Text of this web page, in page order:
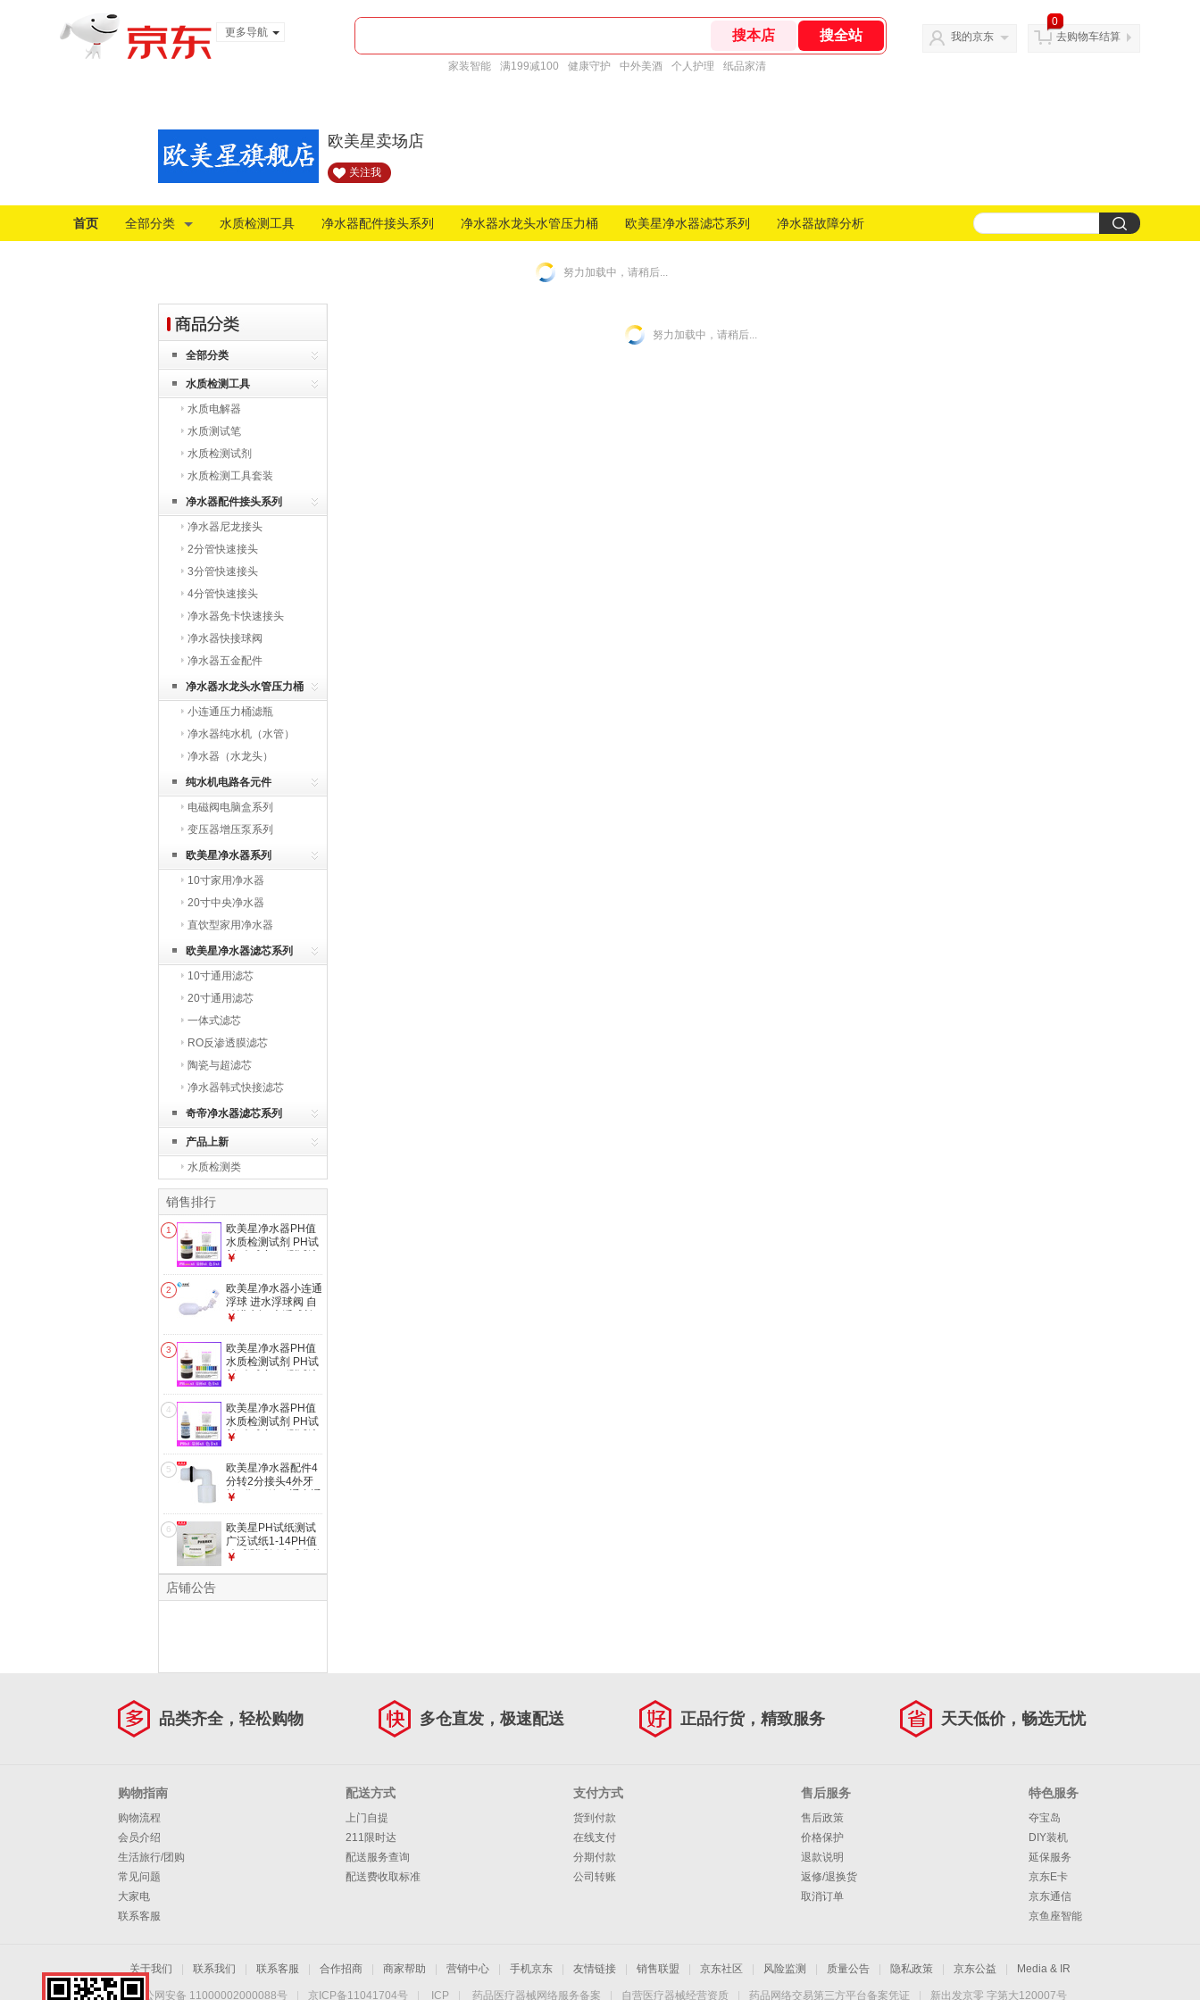
更多导航
家装智能 满199减100 健康守护 中外美酒 个人护理 纸品家清
我的京东
0
去购物车结算
欧美星卖场店
关注我
首页 全部分类 水质检测工具 净水器配件接头系列 净水器水龙头水管压力桶 欧美星净水器滤芯系列 净水器故障分析
努力加载中，请稍后...
全部分类
水质检测工具
水质电解器
水质测试笔
水质检测试剂
水质检测工具套装
净水器配件接头系列
净水器尼龙接头
2分管快速接头
3分管快速接头
4分管快速接头
净水器免卡快速接头
净水器快接球阀
净水器五金配件
净水器水龙头水管压力桶
小连通压力桶滤瓶
净水器纯水机（水管）
净水器（水龙头）
纯水机电路各元件
电磁阀电脑盒系列
变压器增压泵系列
欧美星净水器系列
10寸家用净水器
20寸中央净水器
直饮型家用净水器
欧美星净水器滤芯系列
10寸通用滤芯
20寸通用滤芯
一体式滤芯
RO反渗透膜滤芯
陶瓷与超滤芯
净水器韩式快接滤芯
奇帝净水器滤芯系列
产品上新
水质检测类
销售排行
1
欧美星净水器PH值
水质检测试剂 PH试
剂 酸碱度PH测试液
毫升PH试剂
￥
2
欧美星净水器小连通
浮球 进水浮球阀 自
动进水阀 上浮球补
球开关 接2分管
￥
3
欧美星净水器PH值
水质检测试剂 PH试
剂 酸碱度PH测试液
毫升PH试剂
￥
4
欧美星净水器PH值
水质检测试剂 PH试
剂 酸碱度PH测试液
毫升PH试剂
￥
5
欧美星净水器配件4
分转2分接头4外牙
转3分PE管三通直通
分外牙转2分管弯头
（N4044）
￥
6
欧美星PH试纸测试
广泛试纸1-14PH值
酸碱测试纸水质化妆
￥
店铺公告
努力加载中，请稍后...
品类齐全，轻松购物 多仓直发，极速配送 正品行货，精致服务 天天低价，畅选无忧
购物指南
购物流程
会员介绍
生活旅行/团购
常见问题
大家电
联系客服
配送方式
上门自提
211限时达
配送服务查询
配送费收取标准
支付方式
货到付款
在线支付
分期付款
公司转账
售后服务
售后政策
价格保护
退款说明
返修/退换货
取消订单
特色服务
夺宝岛
DIY装机
延保服务
京东E卡
京东通信
京鱼座智能
关于我们 联系我们 联系客服 合作招商 商家帮助 营销中心 手机京东 友情链接 销售联盟 京东社区 风险监测 质量公告 隐私政策 京东公益 Media & IR
京公网安备 11000002000088号 京ICP备11041704号 ICP 药品医疗器械网络服务备案 自营医疗器械经营资质 药品网络交易第三方平台备案凭证 新出发京零 字第大120007号